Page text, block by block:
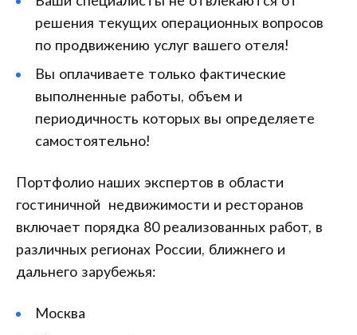
решения текущих операционных вопросов
по продвижению услуг вашего отеля!
Вы оплачиваете только фактические
выполненные работы, объем и
периодичность которых вы определяете
самостоятельно!
Портфолио наших экспертов в области
гостиничной недвижимости и ресторанов
включает порядка 80 реализованных работ, в
различных регионах России, ближнего и
дальнего зарубежья:
Москва